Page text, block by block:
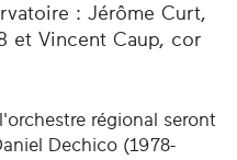
: Jérôme Curt,
et Vincent Caup, cor
régional seront
Dechico (1978-